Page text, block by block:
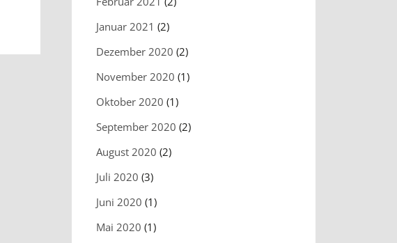
Januar 2021 (2)
Dezember 2020 (2)
November 2020 (1)
Oktober 2020 (1)
September 2020 (2)
August 2020 (2)
Juli 2020 (3)
Juni 2020 (1)
Mai 2020 (1)